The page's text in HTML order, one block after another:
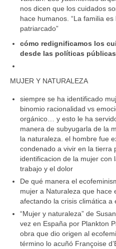
nos dicen que los cuidados
hace humanos. “La familia
patriarcado”
cómo redignificamos los
desde las políticas
MUJER Y NATURALEZA
siempre se ha identificado
binomio racionalidad vs
orgánico… y esto le ha
manera de subyugarla de la
la naturaleza. el hombre fue
condenado a vivir en la tierra
identificacion de la mujer con
trabajo y el dolor
De qué manera el
mujer a Naturaleza que hace
afectando la crisis climática a
“Mujer y naturaleza” de
vez en España por Plankton
obra que dio origen al
término lo acuñó Françoise